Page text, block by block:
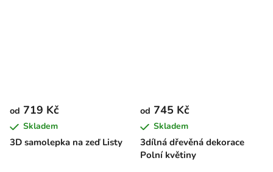
3D samolepka na zeď Listy
od 719 Kč
Skladem
3dílná dřevěná dekorace
Polní květiny
od 745 Kč
Skladem